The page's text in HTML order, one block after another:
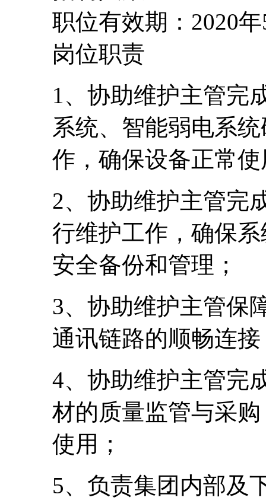
职位有效期：2020
岗位职责
1、协助维护主管完
系统、智能弱电系
作，确保设备正常
2、协助维护主管完
行维护工作，确保
安全备份和管理；
3、协助维护主管保
通讯链路的顺畅连
4、协助维护主管完
材的质量监管与采
使用；
5、负责集团内部及